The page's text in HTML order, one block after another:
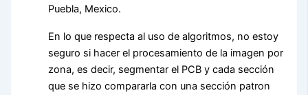
Puebla, Mexico.
En lo que respecta al uso de algoritmos, no estoy
seguro si hacer el procesamiento de la imagen por
zona, es decir, segmentar el PCB y cada sección
que se hizo compararla con una sección patron